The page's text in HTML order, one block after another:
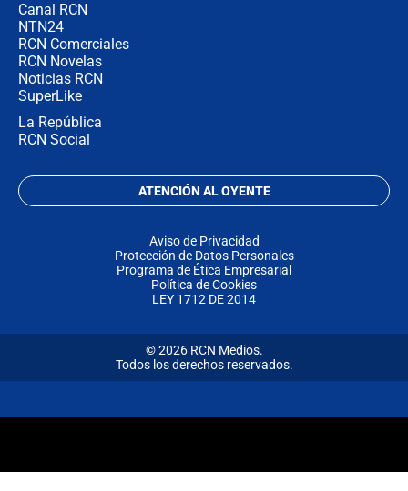
Canal RCN
NTN24
RCN Comerciales
RCN Novelas
Noticias RCN
SuperLike
La República
RCN Social
ATENCIÓN AL OYENTE
Aviso de Privacidad
Protección de Datos Personales
Programa de Ética Empresarial
Política de Cookies
LEY 1712 DE 2014
© 2026 RCN Medios.
Todos los derechos reservados.